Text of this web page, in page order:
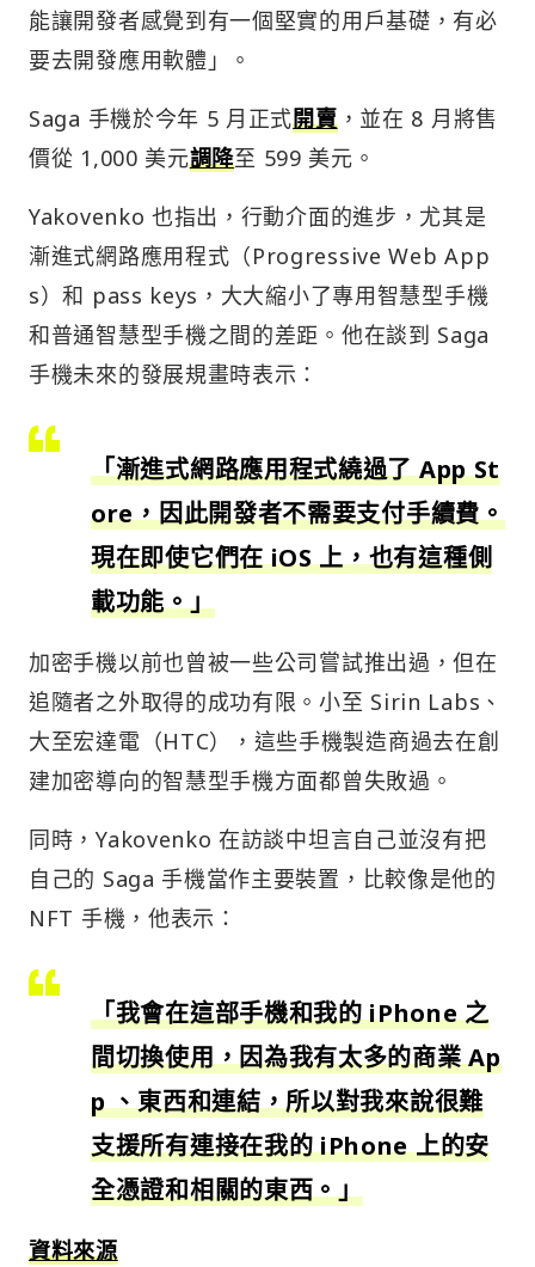
能讓開發者感覺到有一個堅實的用戶基礎，有必
要去開發應用軟體」。
Saga 手機於今年 5 月正式開賣，並在 8 月將售
價從 1,000 美元調降至 599 美元。
Yakovenko 也指出，行動介面的進步，尤其是
漸進式網路應用程式（Progressive Web App
s）和 pass keys，大大縮小了專用智慧型手機
和普通智慧型手機之間的差距。他在談到 Saga
手機未來的發展規畫時表示：
「漸進式網路應用程式繞過了 App St
ore，因此開發者不需要支付手續費。
現在即使它們在 iOS 上，也有這種側
載功能。」
加密手機以前也曾被一些公司嘗試推出過，但在
追隨者之外取得的成功有限。小至 Sirin Labs、
大至宏達電（HTC），這些手機製造商過去在創
建加密導向的智慧型手機方面都曾失敗過。
同時，Yakovenko 在訪談中坦言自己並沒有把
自己的 Saga 手機當作主要裝置，比較像是他的
NFT 手機，他表示：
「我會在這部手機和我的 iPhone 之
間切換使用，因為我有太多的商業 Ap
p 、東西和連結，所以對我來說很難
支援所有連接在我的 iPhone 上的安
全憑證和相關的東西。」
資料來源